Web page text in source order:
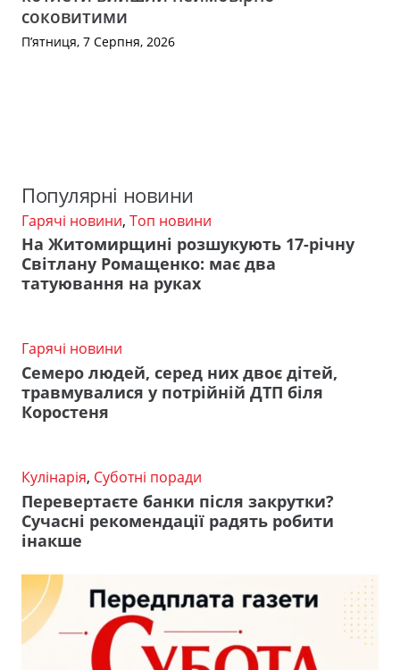
соковитими
П’ятниця, 7 Серпня, 2026
Популярні новини
Гарячі новини, Топ новини
На Житомирщині розшукують 17-річну
Світлану Ромащенко: має два
татуювання на руках
Гарячі новини
Семеро людей, серед них двоє дітей,
травмувалися у потрійній ДТП біля
Коростеня
Кулінарія, Суботні поради
Перевертаєте банки після закрутки?
Сучасні рекомендації радять робити
інакше